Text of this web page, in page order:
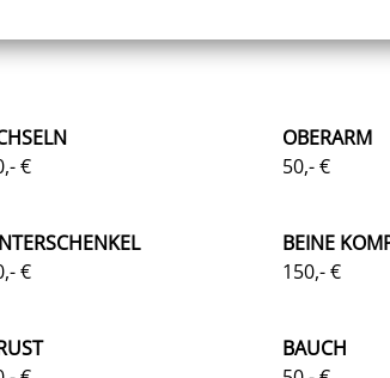
€
OBERARM
50,- €
€
BEINE
150,- €
BAUCH